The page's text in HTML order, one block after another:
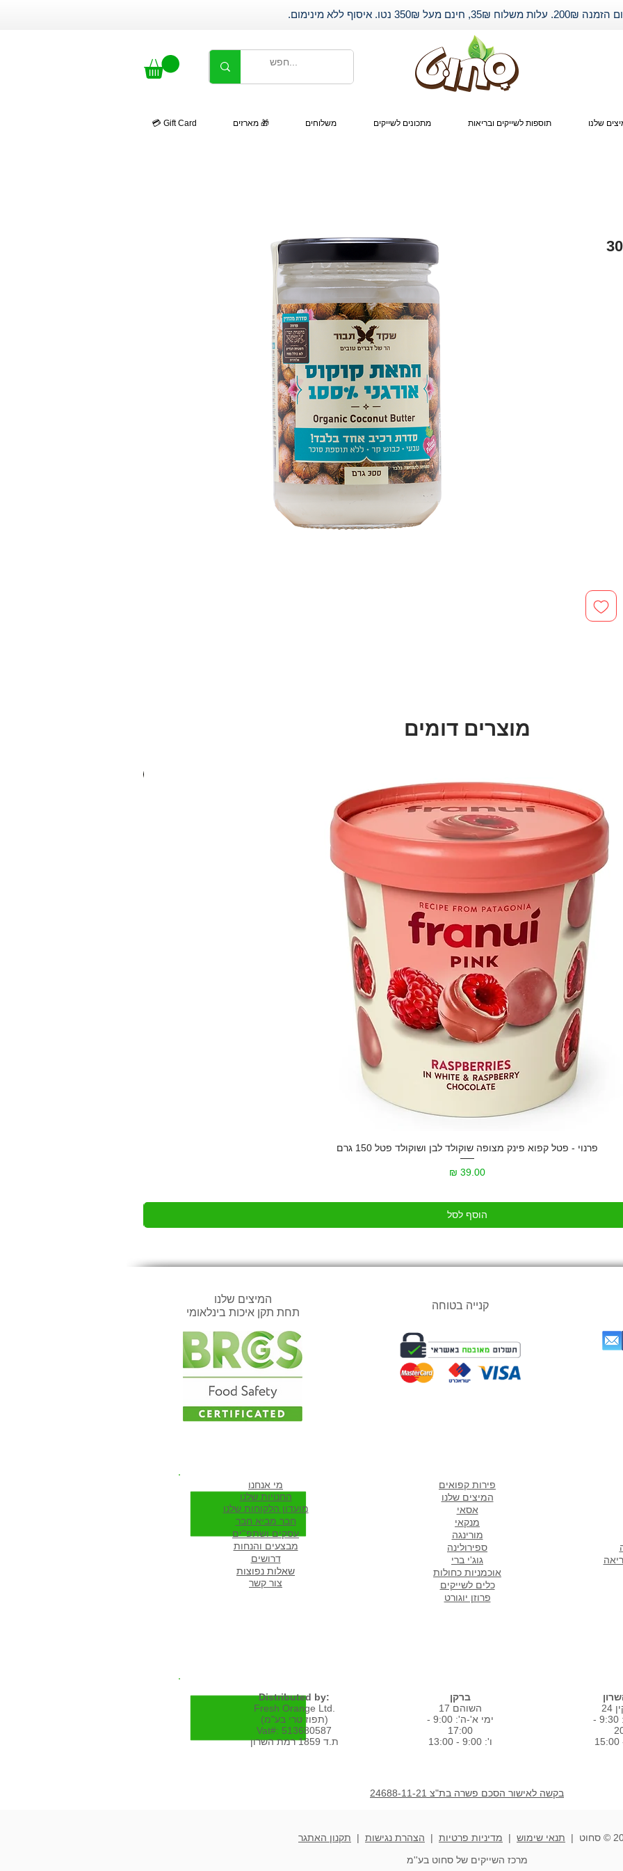
35₪, חינם מעל 350₪ נטו. איסוף ללא מינימום.
שלנו תוספות לשייקים ובריאות מתכונים לשייקים משלוחים 🎁 מארזים Gift Card 💳
אורגנית 300
מוצרים דומים
פרנוי - פטל קפוא פינק מצופה שוקולד לבן ושוקולד פטל 150 גרם
מחיר
הוסף לסל
המיצים שלנו
תחת תקן איכות בינלאומי
קנייה בטוחה
פירות קפואים
המיצים שלנו
אסאי
מנקאי
מורינגה
ספירולינה
גוג'י ברי
אוכמניות כחולות
כלים לשייקים
פרוזן יוגורט
מי אנחנו
החנויות שלנו
מועדון הלקוחות שלנו
חבר מביא חבר
עסקים ושתפ''ים
מבצעים והנחות
דרושים
שאלות נפוצות
צור קשר
Distributed by:
Fresh Orange Ltd.
(תפוז טרי בע"מ)
Vat#: 513680587
ת.ד 1859 רמת השרון
ברקן
השוהם 17
ימי א'-ה': 9:00 -
17:00
ו': 9:00 - 13:00
ימי א'-ה': 9:30 -
בקשה לאישור הסכם פשרה בת"צ 24688-11-21
| תנאי שימוש | מדיניות פרטיות | הצהרת נגישות | תקנון האתגר
מרכז השייקים של סחוט בע''מ